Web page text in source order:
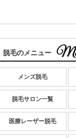
脱毛のメニュー
メンズ脱毛
脱毛サロン一覧
医療レーザー脱毛